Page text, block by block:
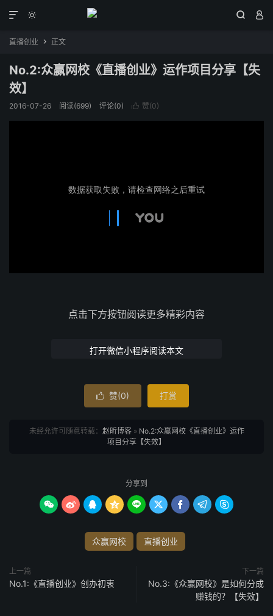
  

直播创业  正文
No.2:众赢网校《直播创业》运作项目分享【失
效】
2016-07-26 阅读(699) 评论(0)  赞(0)
点击下方按钮阅读更多精彩内容
打开微信小程序阅读本文
 赞(0) 打赏
未经允许可随意转载： 赵昕博客» No.2:众赢网校《直播创业》运作
项目分享【失效】
分享到
        
众赢网校 直播创业
上一篇
No.1:《直播创业》创办初衷
下一篇
No.3:《众赢网校》是如何分成
赚钱的？【失效】